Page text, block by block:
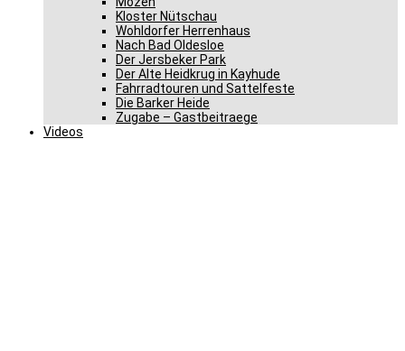
Kloster Nütschau
Wohldorfer Herrenhaus
Nach Bad Oldesloe
Der Jersbeker Park
Der Alte Heidkrug in Kayhude
Fahrradtouren und Sattelfeste
Die Barker Heide
Zugabe – Gastbeitraege
Videos